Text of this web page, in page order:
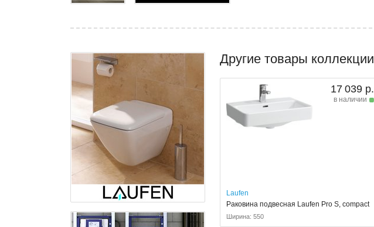
Другие товары коллекции
17 039 р.
в наличии
Laufen
Раковина подвесная Laufen Pro S, compact
Ширина: 550